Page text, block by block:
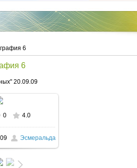
6
6
20.09.09
467x700
0 4.0
Эсмеральда